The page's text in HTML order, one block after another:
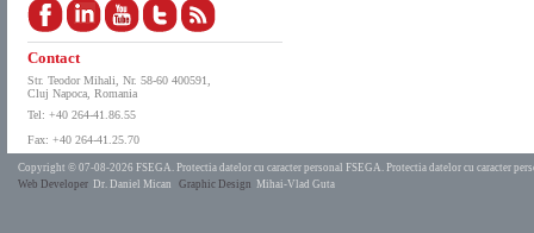
Contact
Str. Teodor Mihali, Nr. 58-60 400591,
Cluj Napoca, Romania
Tel: +40 264-41.86.55
Fax: +40 264-41.25.70
Copyright © 07-08-2026 FSEGA. Protectia datelor cu caracter personal FSEGA. Protectia datelor cu caracter
Web Developer Dr. Daniel Mican Graphic Design Mihai-Vlad Guta